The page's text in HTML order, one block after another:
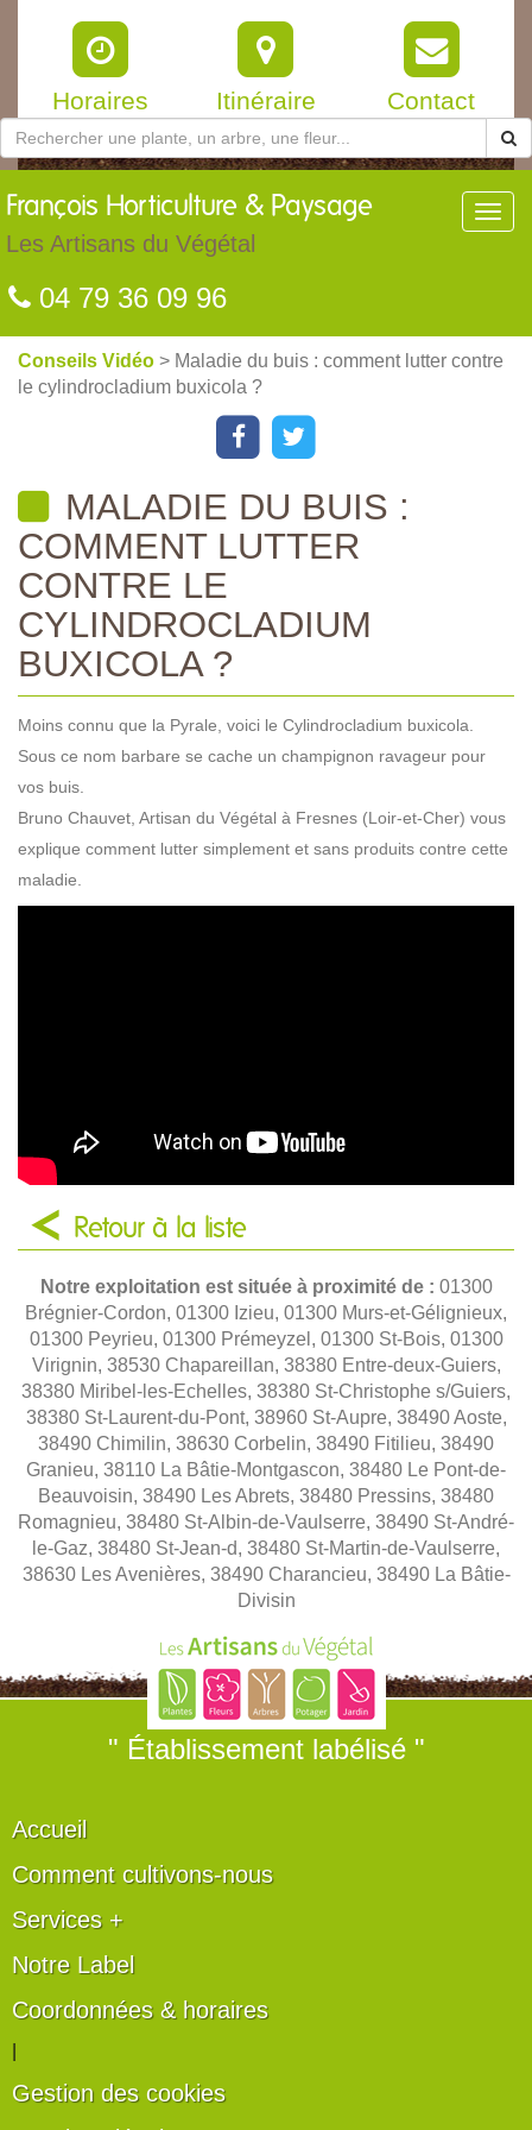
Horaires Itinéraire Contact
François Horticulture & Paysage
Les Artisans du Végétal
04 79 36 09 96
Conseils Vidéo > Maladie du buis : comment lutter contre
le cylindrocladium buxicola ?
MALADIE DU BUIS :
COMMENT LUTTER
CONTRE LE
CYLINDROCLADIUM
BUXICOLA ?
Moins connu que la Pyrale, voici le Cylindrocladium buxicola.
Sous ce nom barbare se cache un champignon ravageur pour
vos buis.
Bruno Chauvet, Artisan du Végétal à Fresnes (Loir-et-Cher) vous
explique comment lutter simplement et sans produits contre cette
maladie.
Retour à la liste
Notre exploitation est située à proximité de : 01300
Brégnier-Cordon, 01300 Izieu, 01300 Murs-et-Gélignieux,
01300 Peyrieu, 01300 Prémeyzel, 01300 St-Bois, 01300
Virignin, 38530 Chapareillan, 38380 Entre-deux-Guiers,
38380 Miribel-les-Echelles, 38380 St-Christophe s/Guiers,
38380 St-Laurent-du-Pont, 38960 St-Aupre, 38490 Aoste,
38490 Chimilin, 38630 Corbelin, 38490 Fitilieu, 38490
Granieu, 38110 La Bâtie-Montgascon, 38480 Le Pont-de-
Beauvoisin, 38490 Les Abrets, 38480 Pressins, 38480
Romagnieu, 38480 St-Albin-de-Vaulserre, 38490 St-André-
le-Gaz, 38480 St-Jean-d, 38480 St-Martin-de-Vaulserre,
38630 Les Avenières, 38490 Charancieu, 38490 La Bâtie-
Divisin
" Établissement labélisé "
Accueil
Comment cultivons-nous
Services +
Notre Label
Coordonnées & horaires
Gestion des cookies